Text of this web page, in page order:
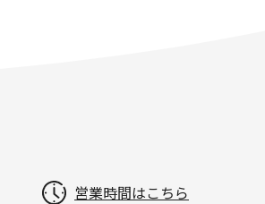
営業時間はこちら